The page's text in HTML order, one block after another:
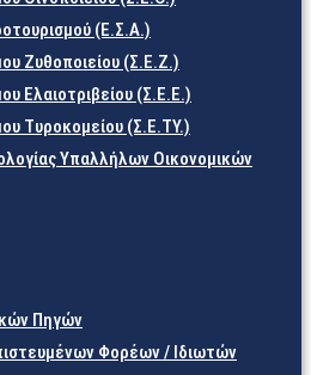
(Ε.Σ.Α.)
Ζυθοποιείου (Σ.Ε.Ζ.)
Ελαιοτριβείου (Σ.Ε.Ε.)
Τυροκομείου (Σ.Ε.TY.)
Υπαλλήλων Οικονομικών
Πηγών
Φορέων / Ιδιωτών